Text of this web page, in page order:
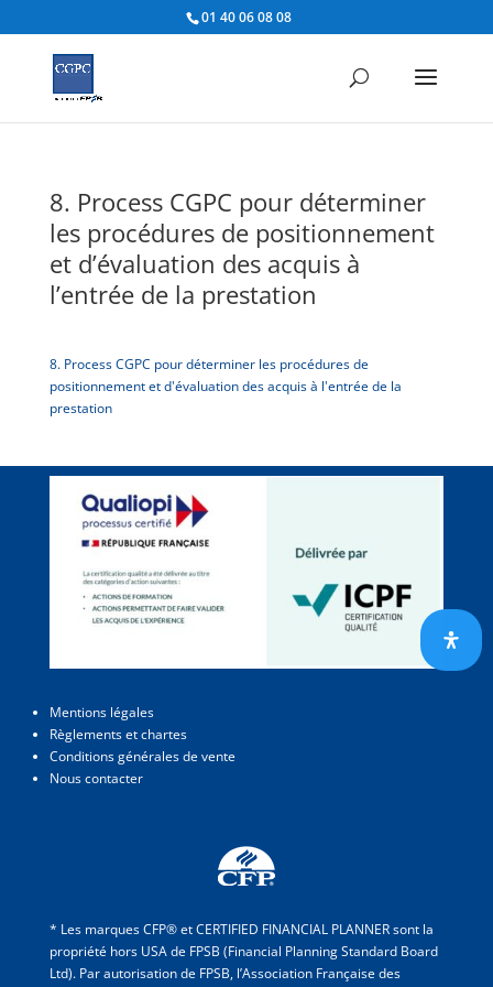
01 40 06 08 08
8. Process CGPC pour déterminer
les procédures de positionnement
et d’évaluation des acquis à
l’entrée de la prestation
8. Process CGPC pour déterminer les procédures de
positionnement et d'évaluation des acquis à l'entrée de la
prestation
Mentions légales
Règlements et chartes
Conditions générales de vente
Nous contacter
* Les marques CFP® et CERTIFIED FINANCIAL PLANNER sont la
propriété hors USA de FPSB (Financial Planning Standard Board
Ltd). Par autorisation de FPSB, l’Association Française des